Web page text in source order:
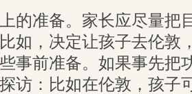
准备。家长应尽量把
如，决定让孩子去伦敦
事前准备。如果事先把
访：比如在伦敦，孩子